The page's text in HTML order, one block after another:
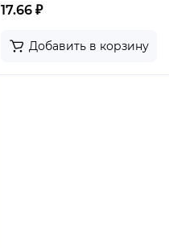
17.66 ₽
Добавить в корзину